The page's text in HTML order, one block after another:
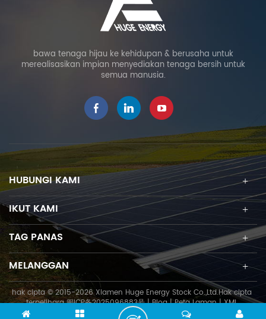
menggantikan asas bebas
konkrit dan asas jalur.
Bahagian atas cerucuk skru
dengan beban. Pembinaan
tidak dihadkan oleh
kecekapan pembinaan,
tidak merosakkan alam
lebih banyak kelebihan
perlindungan alam sekitar.
Ia masih boleh dibina
walaupun dalam keadaan
cuaca sejuk yang teruk, Ia
boleh memudahkan
penghijrahan dan kitar
semula. cerucuk skru tanah
solar bukan sahaja produk
tunggal, tetapi juga
termasuk set lengkap
penyelesaian pelaksanaan
seperti kelayakan
pembinaan, pengalaman
bawa tenaga hijau ke kehidupan & berusaha untuk
merealisasikan impian menyediakan tenaga bersih untuk
semua manusia.
HUBUNGI KAMI
IKUT KAMI
TAG PANAS
MELANGGAN
hak cipta © 2015-2026 Xiamen Huge Energy Stock Co.,Ltd.Hak cipta
terpelihara闽ICP备2025096883号|Blog|Peta Laman|XML